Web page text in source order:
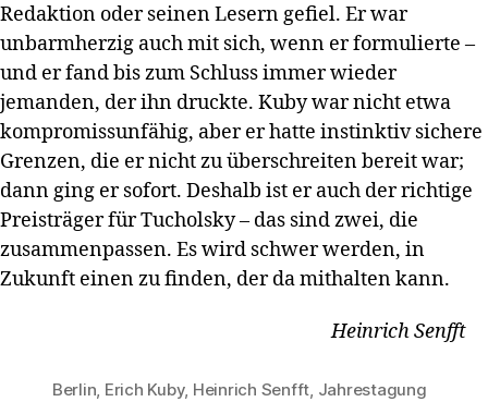
Redaktion oder seinen Lesern gefiel. Er war
unbarmherzig auch mit sich, wenn er formulierte –
und er fand bis zum Schluss immer wieder
jemanden, der ihn druckte. Kuby war nicht etwa
kompromissunfähig, aber er hatte instinktiv sichere
Grenzen, die er nicht zu überschreiten bereit war;
dann ging er sofort. Deshalb ist er auch der richtige
Preisträger für Tucholsky – das sind zwei, die
zusammenpassen. Es wird schwer werden, in
Zukunft einen zu finden, der da mithalten kann.
Heinrich Senfft
Berlin, Erich Kuby, Heinrich Senfft, Jahrestagung